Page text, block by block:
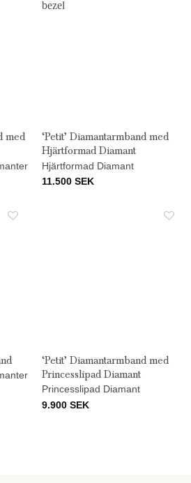
med
‘Petit’ Diamantarmband med
Hjärtformad Diamant
Hjärtformad Diamant
11.500 SEK
‘Petit’ Diamantarmband med
Princesslipad Diamant
Princesslipad Diamant
9.900 SEK